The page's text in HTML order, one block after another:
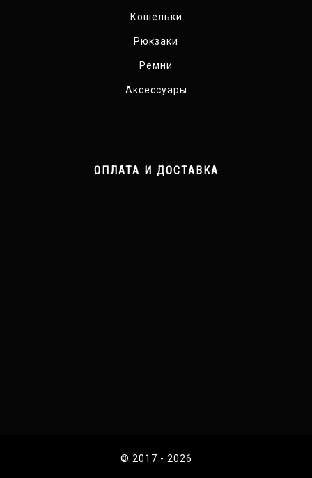
Кошельки
Рюкзаки
Ремни
Аксессуары
ОПЛАТА И ДОСТАВКА
© 2017 - 2026